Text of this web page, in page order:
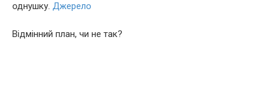
однушку. Джерело
Відмінний план, чи не так?